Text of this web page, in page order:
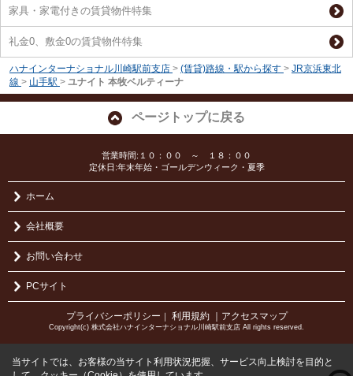
家具・家電付きの賃貸物件特集
礼金0、敷金0の賃貸物件特集
ハナインターナショナル川崎駅前支店 > (賃貸)路線・駅から探す > JR京浜東北
線 > 山手駅 > ユナイト 本牧ベルティーナ
ページトップに戻る
営業時間:１０：００ ～ １８：００
定休日:年末年始・ゴールデンウィーク・夏季
ホーム
会社概要
お問い合わせ
PCサイト
プライバシーポリシー 利用規約 ｜アクセスマップ
Copyright(c) 株式会社ハナインターナショナル川崎駅前支店 All rights reserved.
当サイトでは、お客様の当サイト利用状況把握、サービス向上検討を目的と